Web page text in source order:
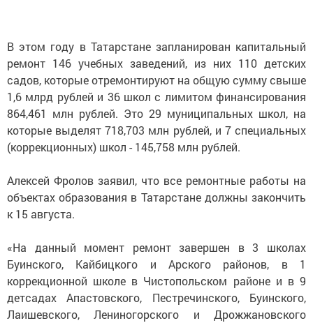
В этом году в Татарстане запланирован капитальный
ремонт 146 учебных заведений, из них 110 детских
садов, которые отремонтируют на общую сумму свыше
1,6 млрд рублей и 36 школ с лимитом финансирования
864,461 млн рублей. Это 29 муниципальных школ, на
которые выделят 718,703 млн рублей, и 7 специальных
(коррекционных) школ - 145,758 млн рублей.
Алексей Фролов заявил, что все ремонтные работы на
объектах образования в Татарстане должны закончить
к 15 августа.
«На данный момент ремонт завершен в 3 школах
Буинского, Кайбицкого и Арского районов, в 1
коррекционной школе в Чистопольском районе и в 9
детсадах Апастовского, Пестречинского, Буинского,
Лаишевского, Лениногорского и Дрожжановского